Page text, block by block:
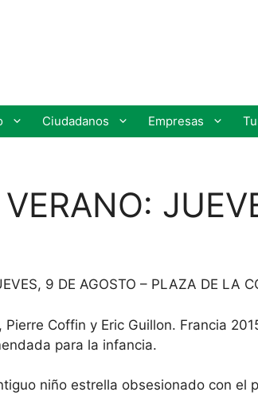
Ciudadanos Empresas
9 DE AGOSTO – PLAZA DE LA
Pierre Coffin y Eric Guillon. Francia
para la infancia.
niño estrella obsesionado con el